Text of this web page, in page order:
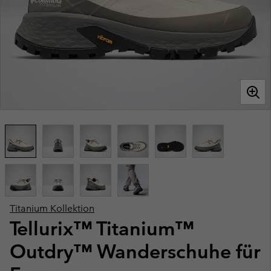
Titanium Kollektion
Tellurix™ Titanium™
Outdry™ Wanderschuhe für